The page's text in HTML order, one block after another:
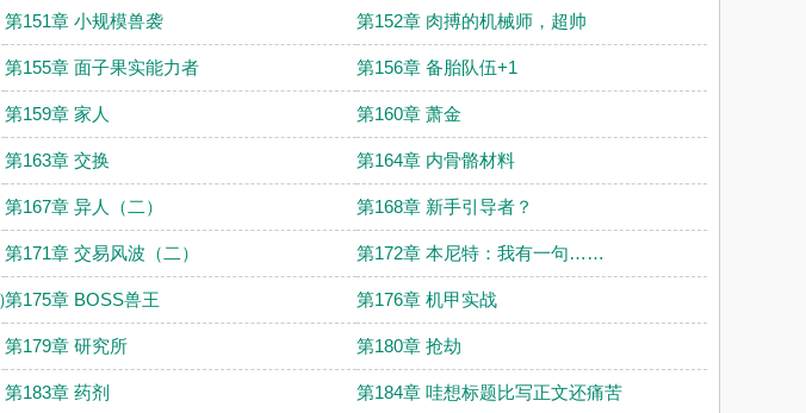
第151章 小规模兽袭 第152章 肉搏的机械师，超帅
第155章 面子果实能力者 第156章 备胎队伍+1
第159章 家人 第160章 萧金
第163章 交换 第164章 内骨骼材料
第167章 异人（二） 第168章 新手引导者？
第171章 交易风波（二） 第172章 本尼特：我有一句……
第175章 BOSS兽王 第176章 机甲实战
第179章 研究所 第180章 抢劫
第183章 药剂 第184章 哇想标题比写正文还痛苦